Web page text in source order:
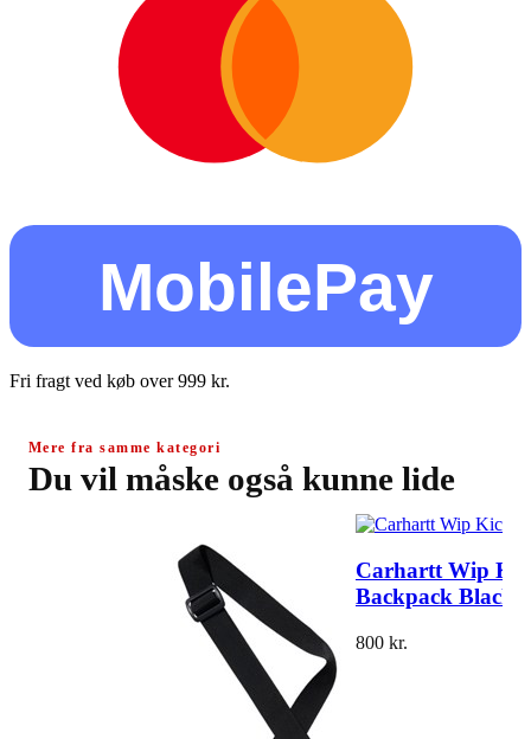
MobilePay
Fri fragt ved køb over999 kr.
Mere fra samme kategori
Du vil måske også kunne lide
Carhartt Wip
Backpack Black
800 kr.